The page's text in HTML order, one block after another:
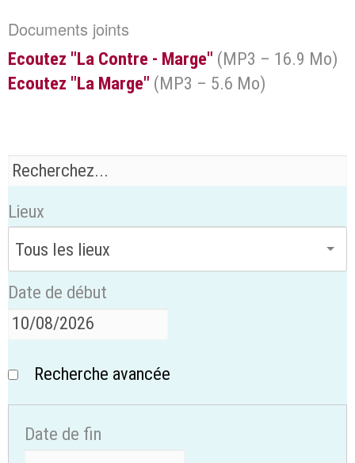
Documents joints
Ecoutez "La Contre - Marge" (MP3 – 16.9 Mo)
Ecoutez "La Marge" (MP3 – 5.6 Mo)
Lieux
Date de début
Recherche avancée
Date de fin